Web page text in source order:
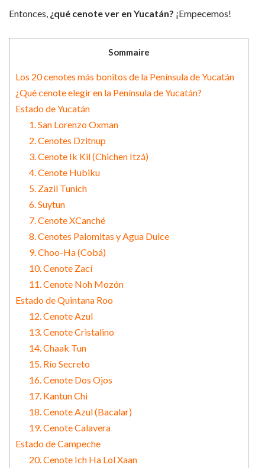
Entonces, ¿qué cenote ver en Yucatán? ¡Empecemos!
Sommaire
Los 20 cenotes más bonitos de la Península de Yucatán
¿Qué cenote elegir en la Península de Yucatán?
Estado de Yucatán
1. San Lorenzo Oxman
2. Cenotes Dzitnup
3. Cenote Ik Kil (Chichen Itzá)
4. Cenote Hubiku
5. Zazil Tunich
6. Suytun
7. Cenote XCanché
8. Cenotes Palomitas y Agua Dulce
9. Choo-Ha (Cobá)
10. Cenote Zací
11. Cenote Noh Mozón
Estado de Quintana Roo
12. Cenote Azul
13. Cenote Cristalino
14. Chaak Tun
15. Río Secreto
16. Cenote Dos Ojos
17. Kantun Chi
18. Cenote Azul (Bacalar)
19. Cenote Calavera
Estado de Campeche
20. Cenote Ich Ha Lol Xaan